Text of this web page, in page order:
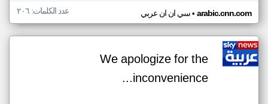
سي ان ان عربي• arabic.cnn.com عدد الكلمات: ٢٠٦
We apologize for the
inconvenience...